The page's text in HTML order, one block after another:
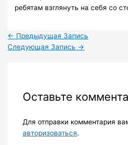
ребятам взглянуть на себя со
← Предыдущая Запись
Следующая Запись →
Оставьте
Для отправки комментария
авторизоваться.